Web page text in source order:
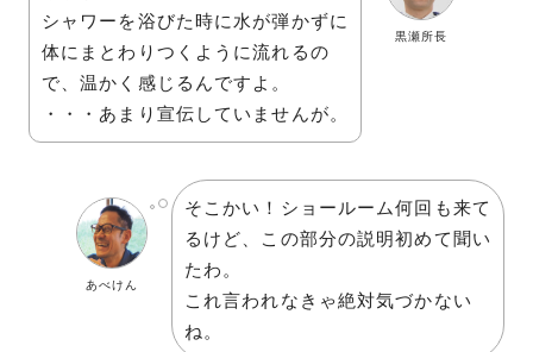
黒瀬所長
シャワーを浴びた時に水が弾かずに
体にまとわりつくように流れるの
で、温かく感じるんですよ。
・・・あまり宣伝していませんが。
あべけん
そこかい！ショールーム何回も来て
るけど、この部分の説明初めて聞い
たわ。
これ言われなきゃ絶対気づかない
ね。